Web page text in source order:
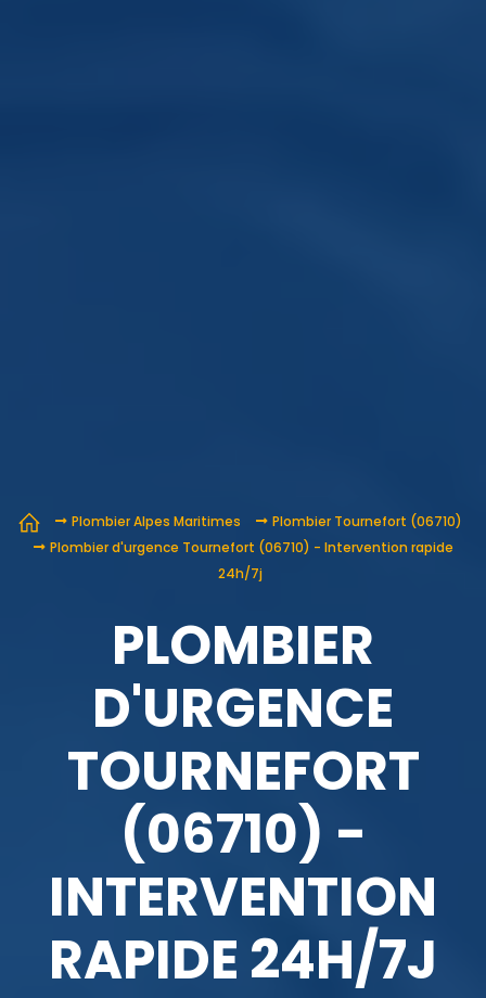
Plombier Alpes Maritimes
Plombier Tournefort (06710)
Plombier d'urgence Tournefort (06710) - Intervention rapide
24h/7j
PLOMBIER
D'URGENCE
TOURNEFORT
(06710) -
INTERVENTION
RAPIDE 24H/7J